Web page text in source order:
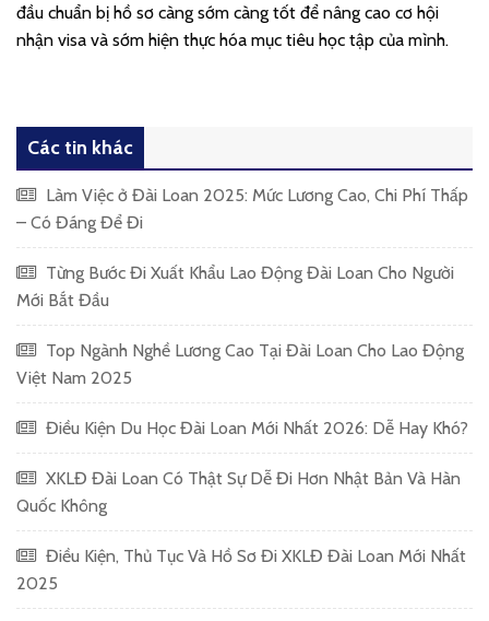
đầu chuẩn bị hồ sơ càng sớm càng tốt để nâng cao cơ hội
nhận visa và sớm hiện thực hóa mục tiêu học tập của mình.
Các tin khác
Làm Việc ở Đài Loan 2025: Mức Lương Cao, Chi Phí Thấp
– Có Đáng Để Đi
Từng Bước Đi Xuất Khẩu Lao Động Đài Loan Cho Người
Mới Bắt Đầu
Top Ngành Nghề Lương Cao Tại Đài Loan Cho Lao Động
Việt Nam 2025
Điều Kiện Du Học Đài Loan Mới Nhất 2026: Dễ Hay Khó?
XKLĐ Đài Loan Có Thật Sự Dễ Đi Hơn Nhật Bản Và Hàn
Quốc Không
Điều Kiện, Thủ Tục Và Hồ Sơ Đi XKLĐ Đài Loan Mới Nhất
2025